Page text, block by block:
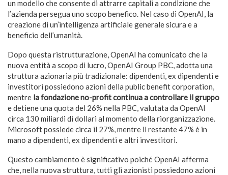
un modello che consente di attrarre capitali a condizione che
l’azienda persegua uno scopo benefico. Nel caso di OpenAI, la
creazione di un’intelligenza artificiale generale sicura e a
beneficio dell’umanità.
Dopo questa ristrutturazione, OpenAI ha comunicato che la
nuova entità a scopo di lucro, OpenAI Group PBC, adotta una
struttura azionaria più tradizionale: dipendenti, ex dipendenti e
investitori possiedono azioni della public benefit corporation,
mentre la fondazione no-profit continua a controllare il gruppo
e detiene una quota del 26% nella PBC, valutata da OpenAI
circa 130 miliardi di dollari al momento della riorganizzazione.
Microsoft possiede circa il 27%, mentre il restante 47% è in
mano a dipendenti, ex dipendenti e altri investitori.
Questo cambiamento è significativo poiché OpenAI afferma
che, nella nuova struttura, tutti gli azionisti possiedono azioni